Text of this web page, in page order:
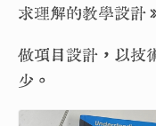
求理解的教學設計
做項目設計，以技
少。